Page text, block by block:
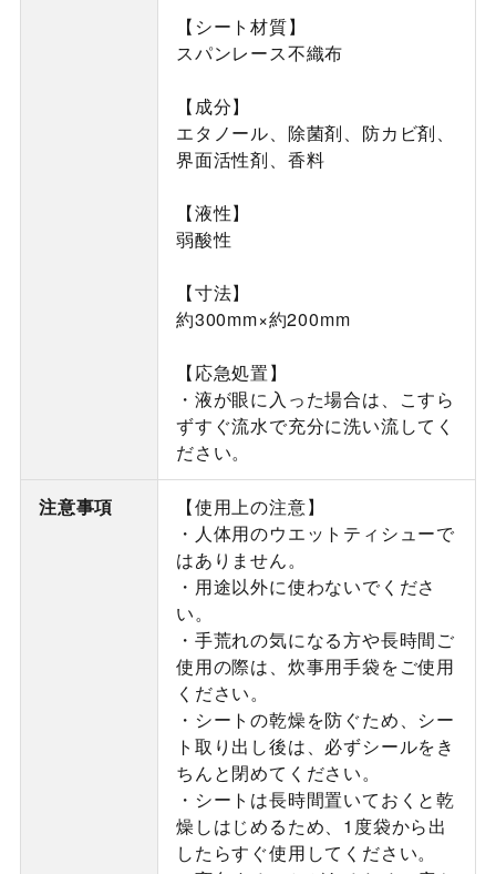
【シート材質】
スパンレース不織布
【成分】
エタノール、除菌剤、防カビ剤、
界面活性剤、香料
【液性】
弱酸性
【寸法】
約300mm×約200mm
【応急処置】
・液が眼に入った場合は、こすら
ずすぐ流水で充分に洗い流してく
ださい。
注意事項
【使用上の注意】
・人体用のウエットティシューで
はありません。
・用途以外に使わないでくださ
い。
・手荒れの気になる方や長時間ご
使用の際は、炊事用手袋をご使用
ください。
・シートの乾燥を防ぐため、シー
ト取り出し後は、必ずシールをき
ちんと閉めてください。
・シートは長時間置いておくと乾
燥しはじめるため、1度袋から出
したらすぐ使用してください。